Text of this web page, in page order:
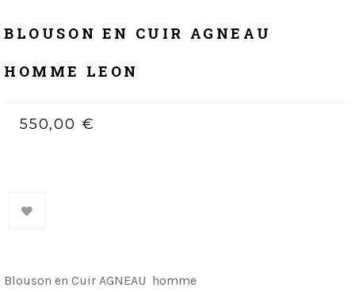
BLOUSON EN CUIR AGNEAU
HOMME LEON
550,00 €
Blouson en Cuir AGNEAU homme